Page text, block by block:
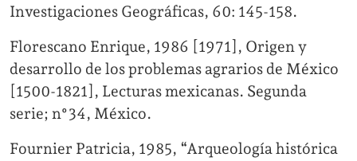
Investigaciones Geográficas, 60: 145-158.
Florescano Enrique, 1986 [1971], Origen y
desarrollo de los problemas agrarios de México
[1500-1821], Lecturas mexicanas. Segunda
serie; n°34, México.
Fournier Patricia, 1985, “Arqueología histórica